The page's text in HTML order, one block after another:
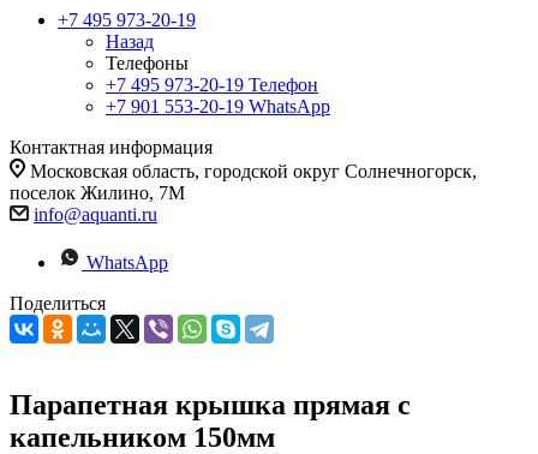
+7 495 973-20-19
Назад
Телефоны
+7 495 973-20-19 Телефон
+7 901 553-20-19 WhatsApp
Контактная информация
Московская область, городской округ Солнечногорск,
поселок Жилино, 7М
info@aquanti.ru
WhatsApp
Поделиться
Парапетная крышка прямая с
капельником 150мм